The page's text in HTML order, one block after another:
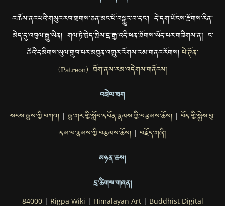
ང་ཚོས་ནང་པའི་གསུང་རབ་གྲགས་ཅན་མང་པོ་བསྒྱུར་བ་དང་། དེ་དག་ཡོངས་རྫོགས་རིན་
མེད་དུ་འབུལ་རྒྱུ་ཡིན། གལ་ཏེ་ཁྱེད་ཀྱིས་དྲ་རྒྱ་འདི་ཕན་ཐོགས་ཡོད་པར་གཟིགས་ན། ང་
ཚོའི་དམིགས་ཡུལ་གྲུབ་པར་མཐུན་འགྱུར་རོགས་རམ་གནང་རོགས།པེ་ཊོན་
(Patreon) ཐོག་ནས་རམ་འདེགས་གནོངས།
འབྲེལ་ཐག
སངས་རྒྱས་ཀྱི་བཀའ། | རྒྱ་གར་གྱི་སློབ་དཔོན་རྣམས་ཀྱི་བརྩམས་ཆོས། | བོད་གྱི་སྐྱེས་བུ་
དམ་པ་རྣམས་ཀྱི་བརྩམས་ཆོས། | བརྗོད་གཞི།
མཉན་ཆས།
དྲ་ཚིགས་གཞན།
84000| Rigpa Wiki | Himalayan Art| Buddhist Digital